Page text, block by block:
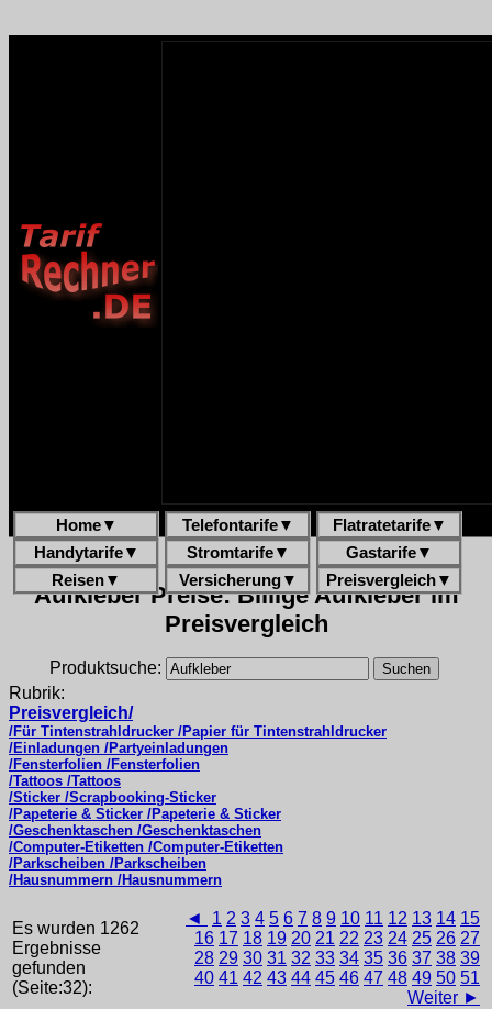
Home▼ Telefontarife▼ Flatratetarife▼
Handytarife▼ Stromtarife▼ Gastarife▼
Reisen▼ Versicherung▼ Preisvergleich▼
Aufkleber Preise: Billige Aufkleber im
Preisvergleich
Produktsuche:
Rubrik:
Preisvergleich/
/Für Tintenstrahldrucker /Papier für Tintenstrahldrucker
/Einladungen /Partyeinladungen
/Fensterfolien /Fensterfolien
/Tattoos /Tattoos
/Sticker /Scrapbooking-Sticker
/Papeterie & Sticker /Papeterie & Sticker
/Geschenktaschen /Geschenktaschen
/Computer-Etiketten /Computer-Etiketten
/Parkscheiben /Parkscheiben
/Hausnummern /Hausnummern
Es wurden 1262
Ergebnisse
gefunden
(Seite:32):
◄ 1 2 3 4 5 6 7 8 9 10 11 12 13 14 15
16 17 18 19 20 21 22 23 24 25 26 27
28 29 30 31 32 33 34 35 36 37 38 39
40 41 42 43 44 45 46 47 48 49 50 51
Weiter ►